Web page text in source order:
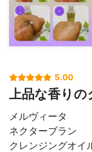
5.00
上品な香り
メルヴィータ
ネクターブラン
クレンジングオイ